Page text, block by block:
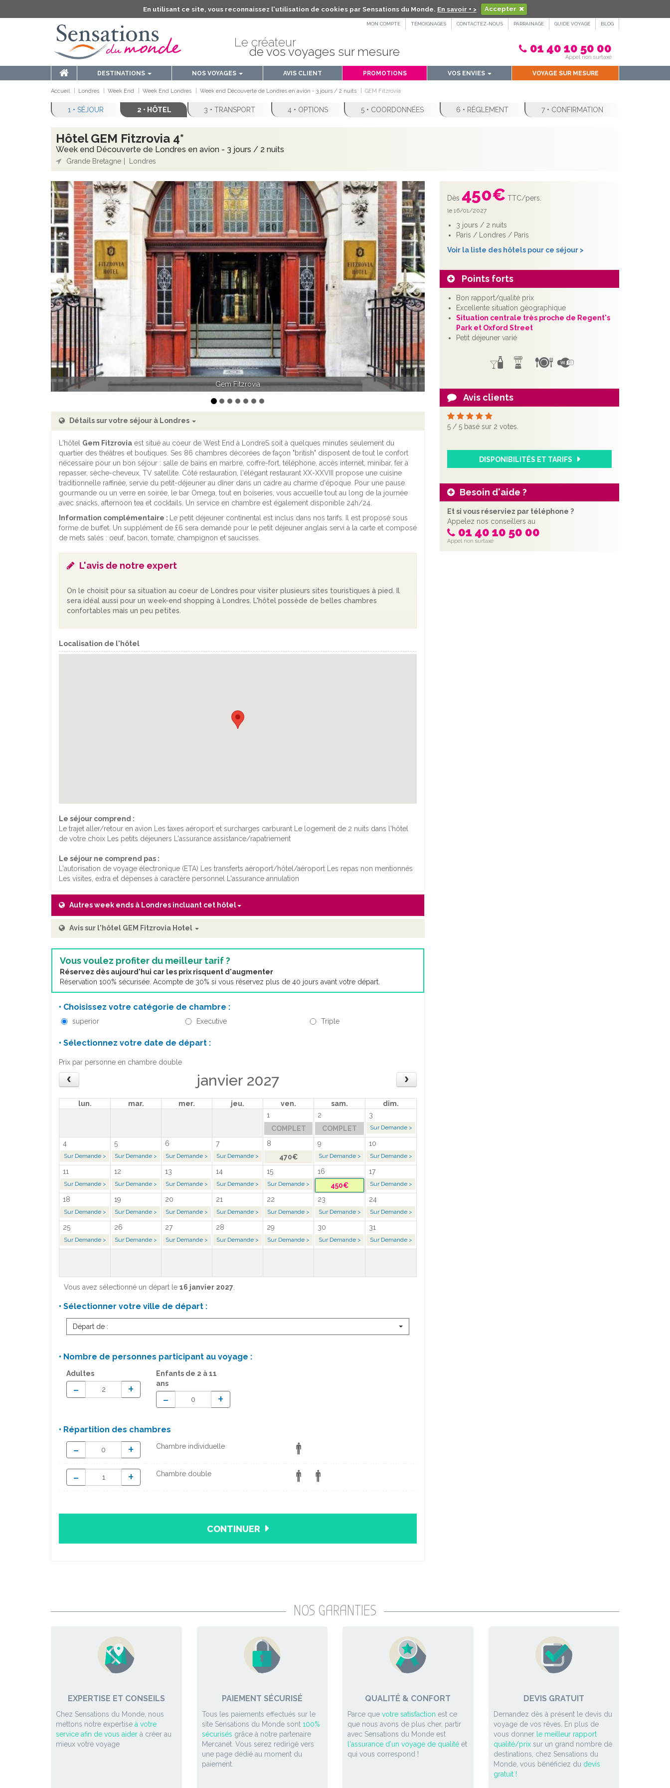
En utilisant ce site, vous reconnaissez l'utilisation de cookies par Sensations du Monde. En savoir + > Accepter
MON COMPTE TÉMOIGNAGES CONTACTEZ-NOUS PARRAINAGE GUIDE VOYAGE BLOG
Le créateur
de vos voyages sur mesure 01 40 10 50 00
Appel non surtaxé
DESTINATIONS NOS VOYAGES AVIS CLIENT PROMOTIONS VOS ENVIES VOYAGE SUR MESURE
Accueil Londres Week End Week End Londres Week end Découverte de Londres en avion - 3 jours / 2 nuits GEM Fitzrovia
1 • SÉJOUR 2 • HÔTEL 3 • TRANSPORT 4 • OPTIONS 5 • COORDONNÉES 6 • RÈGLEMENT 7 • CONFIRMATION
Hôtel GEM Fitzrovia 4*
Week end Découverte de Londres en avion - 3 jours / 2 nuits
Grande Bretagne Londres
Dès 450€ TTC/pers.
le 16/01/2027
3 jours / 2 nuits
Paris / Londres / Paris
Voir la liste des hôtels pour ce séjour >
Points forts
Bon rapport/qualité prix
Excellente situation géographique
Situation centrale très proche de Regent's
Park et Oxford Street
Petit déjeuner varié
Avis clients
5 / 5 basé sur 2 votes.
DISPONIBILITÉS ET TARIFS
Besoin d'aide ?
Et si vous réserviez par téléphone ?
Appelez nos conseillers au
01 40 10 50 00
Appel non surtaxé
Fitzrovia hotel - Chambre supérieur
Précédent Suivant
Détails sur votre séjour à Londres
L'hôtel Gem Fitzrovia est situé au coeur de West End à LondreS soit à quelques minutes seulement du
quartier des théâtres et boutiques. Ses 86 chambres décorées de façon "british" disposent de tout le confort
nécessaire pour un bon séjour : salle de bains en marbre, coffre-fort, téléphone, accès internet, minibar, fer à
repasser, sèche-cheveux, TV satellite. Côté restauration, l'élégant restaurant XX-XXVIII propose une cuisine
traditionnelle raffinée, servie du petit-déjeuner au dîner dans un cadre au charme d'époque. Pour une pause
gourmande ou un verre en soirée, le bar Omega, tout en boiseries, vous accueille tout au long de la journée
avec snacks, afternoon tea et cocktails. Un service en chambre est également disponible 24h/24.
Information complémentaire : Le petit déjeuner continental est inclus dans nos tarifs. Il est proposé sous
forme de buffet. Un supplément de £6 sera demandé pour le petit déjeuner anglais servi à la carte et composé
de mets salés : oeuf, bacon, tomate, champignon et saucisses.
L'avis de notre expert
On le choisit pour sa situation au coeur de Londres pour visiter plusieurs sites touristiques à pied. Il
sera idéal aussi pour un week-end shopping à Londres. L'hôtel possède de belles chambres
confortables mais un peu petites.
Localisation de l'hôtel
Le séjour comprend :
Le trajet aller/retour en avion Les taxes aéroport et surcharges carburant Le logement de 2 nuits dans l'hôtel
de votre choix Les petits déjeuners L'assurance assistance/rapatriement
Le séjour ne comprend pas :
L'autorisation de voyage électronique (ETA) Les transferts aéroport/hôtel/aéroport Les repas non mentionnés
Les visites, extra et dépenses à caractère personnel L'assurance annulation
Autres week ends à Londres incluant cet hôtel
Avis sur l'hôtel GEM Fitzrovia Hotel
Vous voulez profiter du meilleur tarif ?
Réservez dès aujourd'hui car les prix risquent d'augmenter
Réservation 100% sécurisée. Acompte de 30% si vous réservez plus de 40 jours avant votre départ.
• Choisissez votre catégorie de chambre :
superior Executive Triple
• Sélectionnez votre date de départ :
Prix par personne en chambre double
janvier 2027
lun. mar. mer. jeu. ven. sam.
dim.
1
2
3
COMPLET
COMPLET Sur Demande >
4 5 6 7 8 9 10
Sur Demande > Sur Demande > Sur Demande > Sur Demande > 470€ Sur Demande > Sur Demande >
11 12 13 14 15 16 17
Sur Demande > Sur Demande > Sur Demande > Sur Demande > Sur Demande > 450€ Sur Demande >
18 19 20 21 22 23 24
Sur Demande > Sur Demande > Sur Demande > Sur Demande > Sur Demande > Sur Demande > Sur Demande >
25 26 27 28 29 30 31
Sur Demande > Sur Demande > Sur Demande > Sur Demande > Sur Demande > Sur Demande > Sur Demande >
Vous avez sélectionné un départ le 16 janvier 2027.
• Sélectionner votre ville de départ :
Départ de :
• Nombre de personnes participant au voyage :
Adultes
- +
Enfants de 2 à 11
ans
- +
• Répartition des chambres
- + Chambre individuelle
- + Chambre double
CONTINUER
NOS GARANTIES
EXPERTISE ET CONSEILS
Chez Sensations du Monde, nous
mettons notre expertise à votre
service afin de vous aider à créer au
mieux votre voyage
PAIEMENT SÉCURISÉ
Tous les paiements effectués sur le
site Sensations du Monde sont 100%
sécurisés grâce à notre partenaire
Mercanet. Vous serez redirigé vers
une page dédié au moment du
paiement.
QUALITÉ & CONFORT
Parce que votre satisfaction est ce
que nous avons de plus cher, partir
avec Sensations du Monde est
l'assurance d'un voyage de qualité et
qui vous correspond !
DEVIS GRATUIT
Demandez dès à présent le devis du
voyage de vos rêves. En plus de
vous donner le meilleur rapport
qualité/prixsur un grand nombre de
destinations, chez Sensations du
Monde, vous bénéficiez du devis
gratuit !